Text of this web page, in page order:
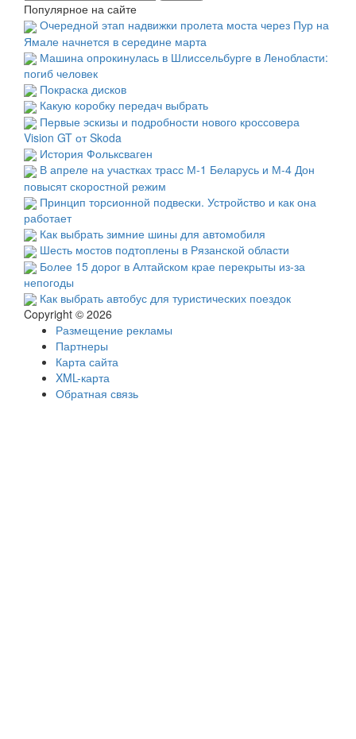
Популярное на сайте
Очередной этап надвижки пролета моста через Пур на
Ямале начнется в середине марта
Машина опрокинулась в Шлиссельбурге в Ленобласти:
погиб человек
Покраска дисков
Какую коробку передач выбрать
Первые эскизы и подробности нового кроссовера
Vision GT от Skoda
История Фольксваген
В апреле на участках трасс М-1 Беларусь и М-4 Дон
повысят скоростной режим
Принцип торсионной подвески. Устройство и как она
работает
Как выбрать зимние шины для автомобиля
Шесть мостов подтоплены в Рязанской области
Более 15 дорог в Алтайском крае перекрыты из-за
непогоды
Как выбрать автобус для туристических поездок
Copyright © 2026
Размещение рекламы
Партнеры
Карта сайта
XML-карта
Обратная связь